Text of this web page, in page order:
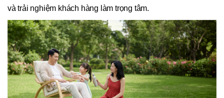
và trải nghiệm khách hàng làm trọng tâm.